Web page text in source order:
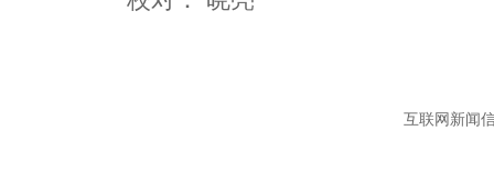
互联网新闻